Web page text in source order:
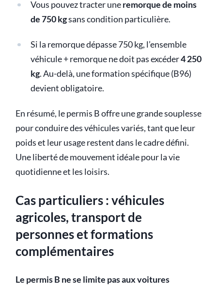
Vous pouvez tracter uneremorque de moins
de 750 kgsans condition particulière.
Si la remorque dépasse 750 kg, l’ensemble
véhicule + remorque ne doit pas excéder4 250
kg. Au-delà, une formation spécifique (B96)
devient obligatoire.
En résumé, le permis B offre une grande souplesse
pour conduire des véhicules variés, tant que leur
poids et leur usage restent dans le cadre défini.
Une liberté de mouvement idéale pour la vie
quotidienne et les loisirs.
Cas particuliers : véhicules
agricoles, transport de
personnes et formations
complémentaires
Le permis B ne se limite pas aux voitures